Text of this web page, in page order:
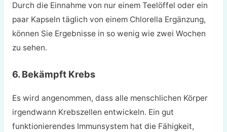
Durch die Einnahme von nur einem Teelöffel oder ein
paar Kapseln täglich von einem Chlorella Ergänzung,
können Sie Ergebnisse in so wenig wie zwei Wochen
zu sehen.
6. Bekämpft Krebs
Es wird angenommen, dass alle menschlichen Körper
irgendwann Krebszellen entwickeln. Ein gut
funktionierendes Immunsystem hat die Fähigkeit,